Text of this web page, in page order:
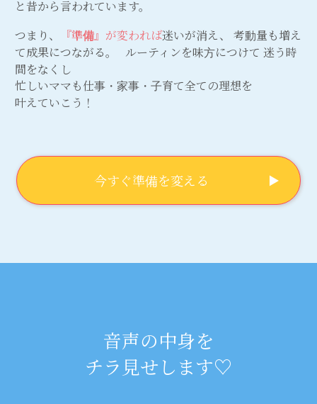
と昔から言われています。
つまり、 『準備』 が変われば迷いが消え、 考動量も増え
て成果につながる。 ルーティンを味方につけて 迷う時
間をなくし
忙しいママも仕事・家事・子育て全ての理想を
叶えていこう！
今すぐ準備を変える
音声の中身を
チラ見せします♡